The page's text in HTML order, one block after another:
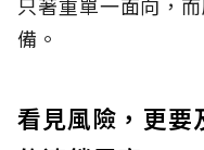
只著重單一面向，
備。
看見風險，更